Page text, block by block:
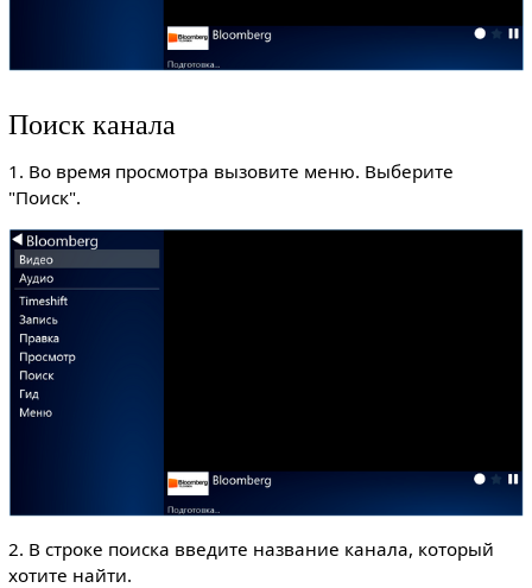
Поиск канала
1. Во время просмотра вызовите меню. Выберите
"Поиск".
2. В строке поиска введите название канала, который
хотите найти.